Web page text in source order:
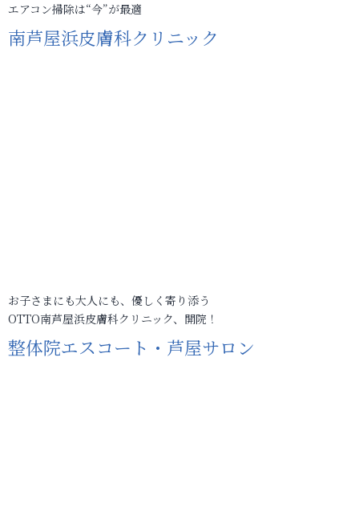
エアコン掃除は“今”が最適
南芦屋浜皮膚科クリニック
お子さまにも大人にも、優しく寄り添う
OTTO南芦屋浜皮膚科クリニック、開院！
整体院エスコート・芦屋サロン